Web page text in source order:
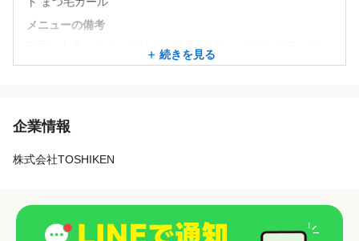
メニューの備考
下まつ毛エクステ、まつげパーマ上下、パリジェンヌ、＆he
続きを見る
企業情報
株式会社TOSHIKEN